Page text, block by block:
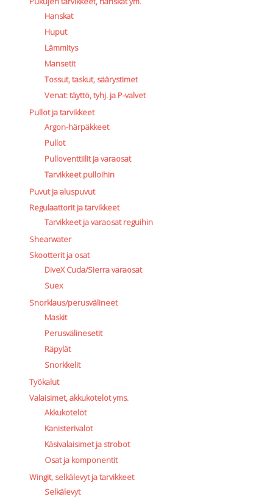
Hanskat
Huput
Lämmitys
Mansetit
Tossut, taskut, säärystimet
Venat: täyttö, tyhj. ja P-valvet
Pullot ja tarvikkeet
Argon-härpäkkeet
Pullot
Pulloventtiilit ja varaosat
Tarvikkeet pulloihin
Puvut ja aluspuvut
Regulaattorit ja tarvikkeet
Tarvikkeet ja varaosat reguihin
Shearwater
Skootterit ja osat
DiveX Cuda/Sierra varaosat
Suex
Snorklaus/perusvälineet
Maskit
Perusvälinesetit
Räpylät
Snorkkelit
Työkalut
Valaisimet, akkukotelot yms.
Akkukotelot
Kanisterivalot
Käsivalaisimet ja strobot
Osat ja komponentit
Wingit, selkälevyt ja tarvikkeet
Selkälevyt